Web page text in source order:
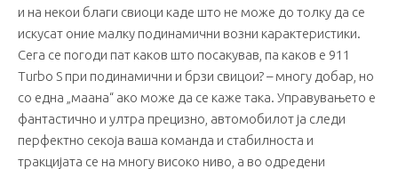
и на некои благи свиоци каде што не може до толку да се
искусат оние малку подинамични возни карактеристики.
Сега се погоди пат каков што посакував, па каков е 911
Turbo S при подинамични и брзи свицои? – многу добар, но
со една „маана“ ако може да се каже така. Управувањето е
фантастично и ултра прецизно, автомобилот ја следи
перфектно секоја ваша команда и стабилноста и
тракцијата се на многу високо ниво, а во одредени